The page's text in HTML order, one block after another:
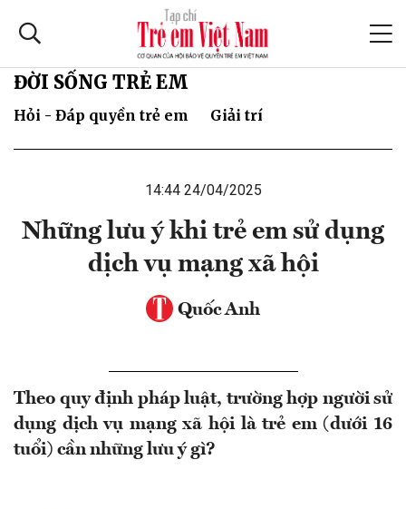
ĐỜI SỐNG TRẺ EM
Hỏi - Đáp quyền trẻ em Giải trí
14:44 24/04/2025
Những lưu ý khi trẻ em sử dụng
dịch vụ mạng xã hội
Quốc Anh
Theo quy định pháp luật, trường hợp người sử
dụng dịch vụ mạng xã hội là trẻ em (dưới 16
tuổi) cần những lưu ý gì?